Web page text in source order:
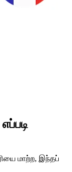
மாற்ற, இந்தப்